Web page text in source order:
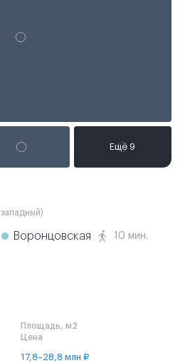
Воронцовская 10 мин.
Площадь, м2
Цена
17,8–28,8 млн ₽